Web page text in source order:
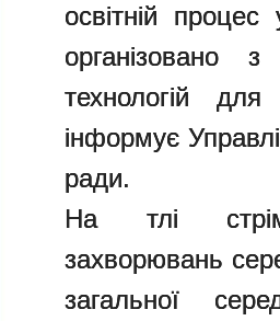
освітній
організовано з
технологій
інформує
ради.
На тлі
захворювань
загальної